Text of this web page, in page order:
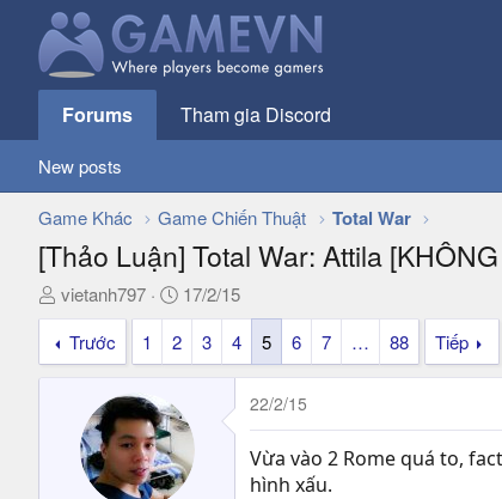
Forums Tham gia Discord
New posts
Game Khác Game Chiến Thuật Total War
[Thảo Luận] Total War: Attila
T
h
e
vietanh797
N
g
y
ử
17/2/15
Trước
1 2 3 4 5 6 7 … 88 Tiếp
22/2/15
Vừa vào 2 Rome quá to,
hình xấu.